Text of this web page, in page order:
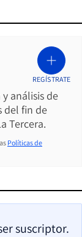
análisis de
del fin de
Tercera.
REGÍSTRATE
Políticas de
suscriptor.